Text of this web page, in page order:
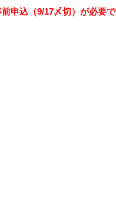
申込（9/17〆切）が必要